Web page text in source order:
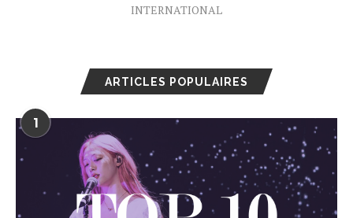
INTERNATIONAL
ARTICLES POPULAIRES
1